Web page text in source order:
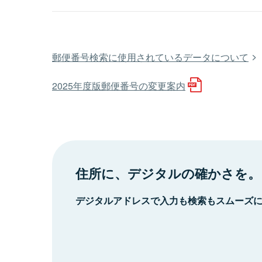
郵便番号検索に使用されているデータについて
2025年度版郵便番号の変更案内
住所に、デジタルの確かさを。
デジタルアドレスで入力も検索もスムーズ